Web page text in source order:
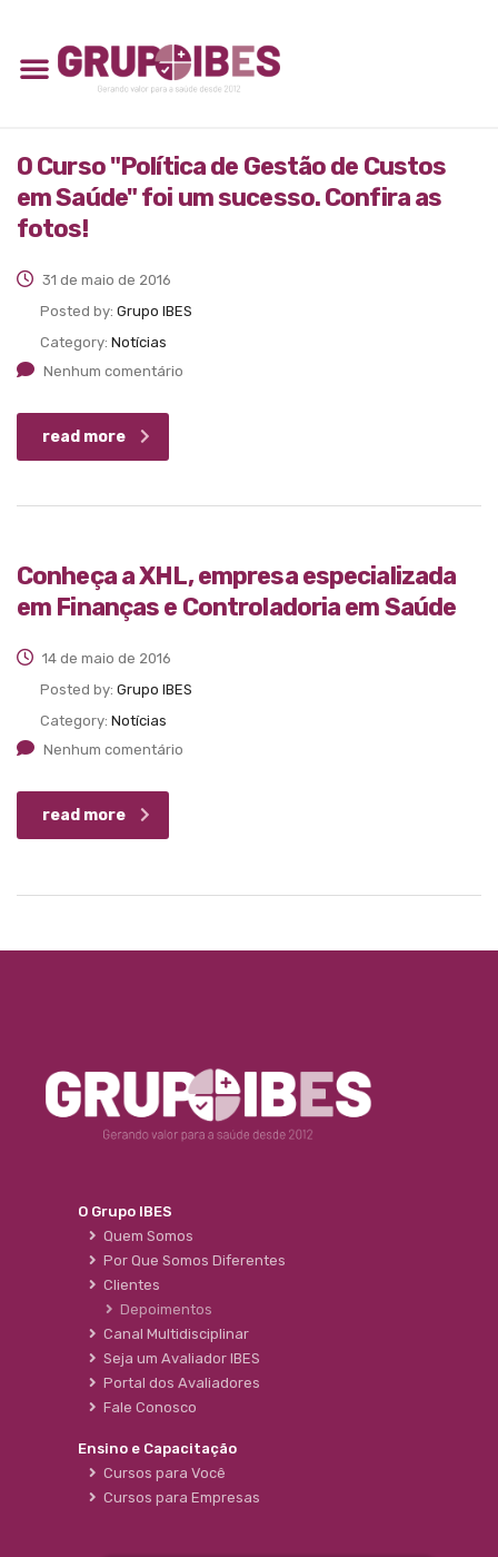
O Curso "Política de Gestão de Custos
em Saúde" foi um sucesso. Confira as
fotos!
31 de maio de 2016
Posted by: Grupo IBES
Category: Notícias
Nenhum comentário
read more
Conheça a XHL, empresa especializada
em Finanças e Controladoria em Saúde
14 de maio de 2016
Posted by: Grupo IBES
Category: Notícias
Nenhum comentário
read more
O Grupo IBES
Quem Somos
Por Que Somos Diferentes
Clientes
Depoimentos
Canal Multidisciplinar
Seja um Avaliador IBES
Portal dos Avaliadores
Fale Conosco
Ensino e Capacitação
Cursos para Você
Cursos para Empresas